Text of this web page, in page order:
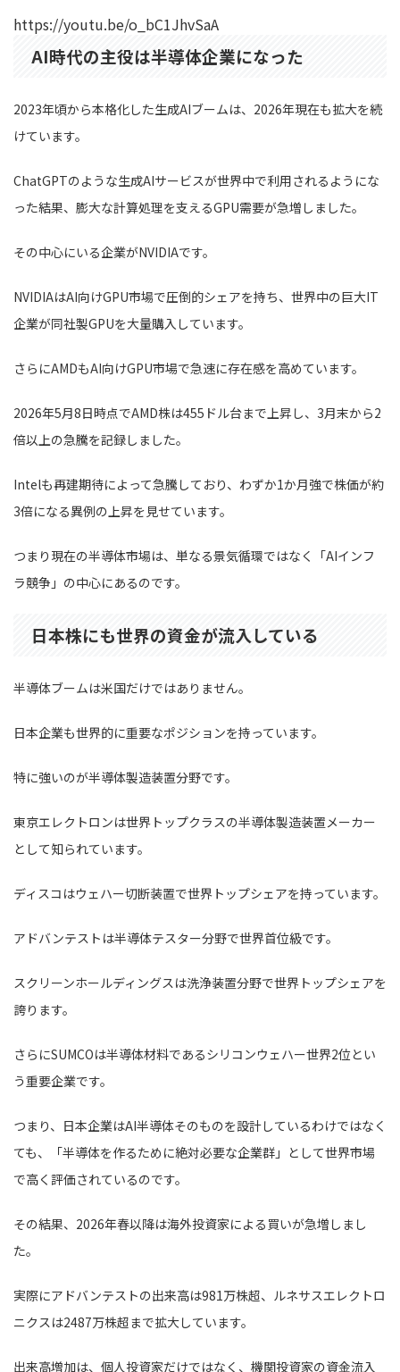
https://youtu.be/o_bC1JhvSaA
AI時代の主役は半導体企業になった
2023年頃から本格化した生成AIブームは、2026年現在も拡大を続
けています。
ChatGPTのような生成AIサービスが世界中で利用されるようにな
った結果、膨大な計算処理を支えるGPU需要が急増しました。
その中心にいる企業がNVIDIAです。
NVIDIAはAI向けGPU市場で圧倒的シェアを持ち、世界中の巨大IT
企業が同社製GPUを大量購入しています。
さらにAMDもAI向けGPU市場で急速に存在感を高めています。
2026年5月8日時点でAMD株は455ドル台まで上昇し、3月末から2
倍以上の急騰を記録しました。
Intelも再建期待によって急騰しており、わずか1か月強で株価が約
3倍になる異例の上昇を見せています。
つまり現在の半導体市場は、単なる景気循環ではなく「AIインフ
ラ競争」の中心にあるのです。
日本株にも世界の資金が流入している
半導体ブームは米国だけではありません。
日本企業も世界的に重要なポジションを持っています。
特に強いのが半導体製造装置分野です。
東京エレクトロンは世界トップクラスの半導体製造装置メーカー
として知られています。
ディスコはウェハー切断装置で世界トップシェアを持っています。
アドバンテストは半導体テスター分野で世界首位級です。
スクリーンホールディングスは洗浄装置分野で世界トップシェアを
誇ります。
さらにSUMCOは半導体材料であるシリコンウェハー世界2位とい
う重要企業です。
つまり、日本企業はAI半導体そのものを設計しているわけではなく
ても、「半導体を作るために絶対必要な企業群」として世界市場
で高く評価されているのです。
その結果、2026年春以降は海外投資家による買いが急増しまし
た。
実際にアドバンテストの出来高は981万株超、ルネサスエレクトロ
ニクスは2487万株超まで拡大しています。
出来高増加は、個人投資家だけではなく、機関投資家の資金流入